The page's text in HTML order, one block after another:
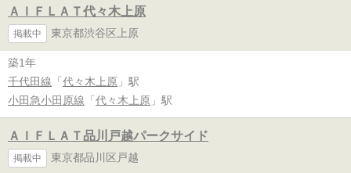
ＡＩＦＬＡＴ代々木上原
掲載中 東京都渋谷区上原
築1年
千代田線 「 代々木上原 」駅
小田急小田原線 「 代々木上原 」駅
ＡＩＦＬＡＴ品川戸越パークサイド
掲載中 東京都品川区戸越